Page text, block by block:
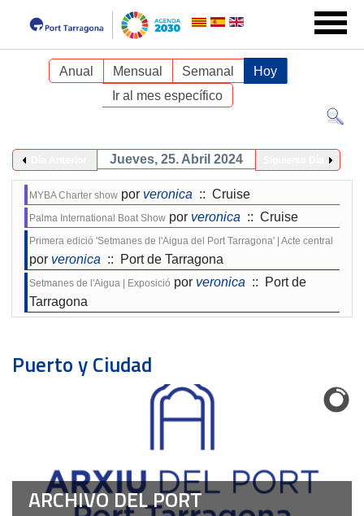
Anual Mensual Semanal
Hoy
Ir al mes específico
Jueves, 25. Abril 2024
MYBA Charter show por veronica :: Cruise
Palma International Boat Show por veronica :: Cruise
Primera edició 'Setmanes de l'Aigua del Port Tarragona' | Acte central
por veronica :: Port de Tarragona
Setmanes de l'Aigua | Exposició por veronica :: Port de
Tarragona
Puerto y Ciudad
ARCHIVO DEL PORT